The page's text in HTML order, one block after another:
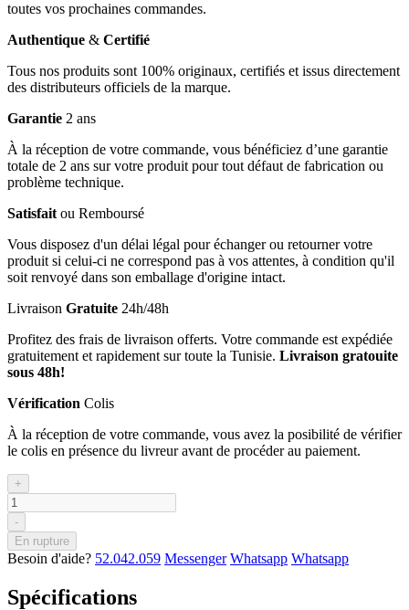
toutes vos prochaines commandes.
Authentique & Certifié
Tous nos produits sont 100% originaux, certifiés et issus directement
des distributeurs officiels de la marque.
Garantie 2 ans
À la réception de votre commande, vous bénéficiez d’une garantie
totale de 2 ans sur votre produit pour tout défaut de fabrication ou
problème technique.
Satisfait ou Remboursé
Vous disposez d'un délai légal pour échanger ou retourner votre
produit si celui-ci ne correspond pas à vos attentes, à condition qu'il
soit renvoyé dans son emballage d'origine intact.
Livraison Gratuite 24h/48h
Profitez des frais de livraison offerts. Votre commande est expédiée
gratuitement et rapidement sur toute la Tunisie. Livraison gratouite
sous 48h!
Vérification Colis
À la réception de votre commande, vous avez la posibilité de vérifier
le colis en présence du livreur avant de procéder au paiement.
+
-
En rupture
Besoin d'aide? 52.042.059 Messenger Whatsapp Whatsapp
Spécifications